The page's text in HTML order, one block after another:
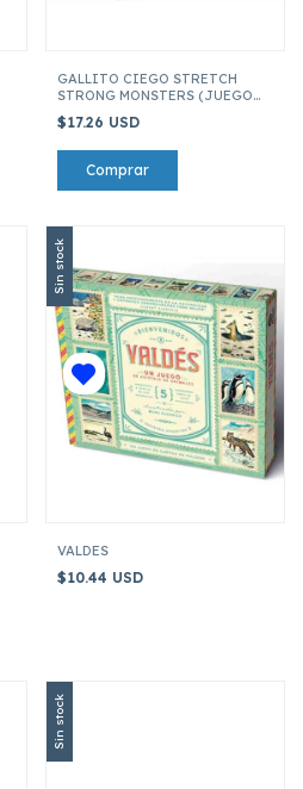
GALLITO CIEGO STRETCH
STRONG MONSTERS (JUEGO
$17.26 USD
Sin stock
VALDES
$10.44 USD
Sin stock